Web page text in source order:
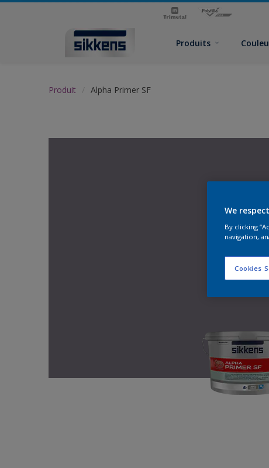
Produits
Produit Alpha Primer SF
We
By clicking
navigation,
Cookies